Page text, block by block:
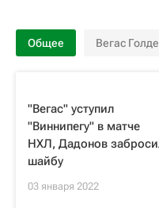
Общее Вегас
"Вегас" уступил
"Виннипегу" в матче
НХЛ, Дадонов
шайбу
03 января 2022